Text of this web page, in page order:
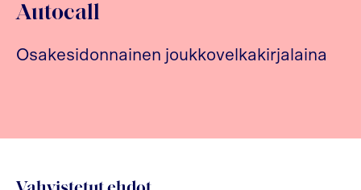
Autocall
Osakesidonnainen joukkovelkakirjalaina